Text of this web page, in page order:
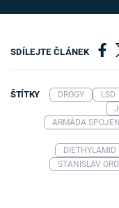
SDÍLEJTE ČLÁNEK
ŠTÍTKY DROGY LSD
ARMÁDA
DIETHYLAMID
STANISLAV